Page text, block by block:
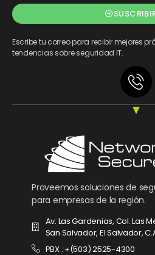
Escribe tu correo para recibir mejores
tendencias sobre seguridad IT.
Proveemos soluciones de
para empresas de la región.
Av. Las Gardenias, Col. Las
San Salvador, El Salvador,
PBX : +(503) 2525-4300